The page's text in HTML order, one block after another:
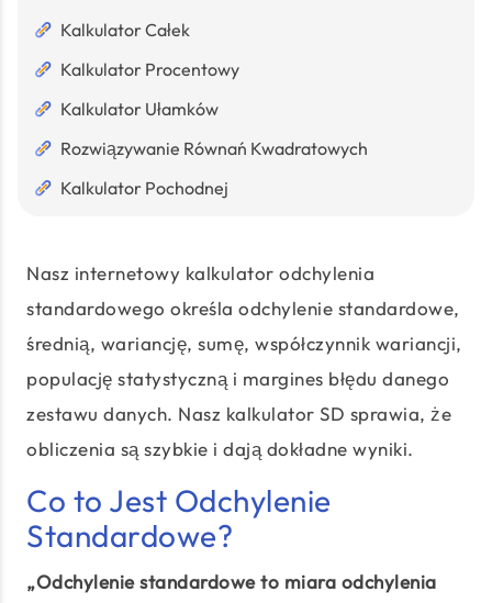
Kalkulator Całek
Kalkulator Procentowy
Kalkulator Ułamków
Rozwiązywanie Równań Kwadratowych
Kalkulator Pochodnej
Nasz internetowy kalkulator odchylenia
standardowego określa odchylenie standardowe,
średnią, wariancję, sumę, współczynnik wariancji,
populację statystyczną i margines błędu danego
zestawu danych. Nasz kalkulator SD sprawia, że
obliczenia są szybkie i dają dokładne wyniki.
Co to Jest Odchylenie
Standardowe?
„Odchylenie standardowe to miara odchylenia